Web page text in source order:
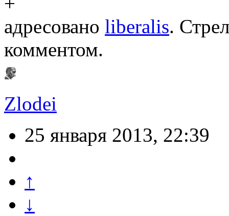
адресовано liberalis.
комментом.
Zlodei
25 января 2013, 22:39
↑
↓